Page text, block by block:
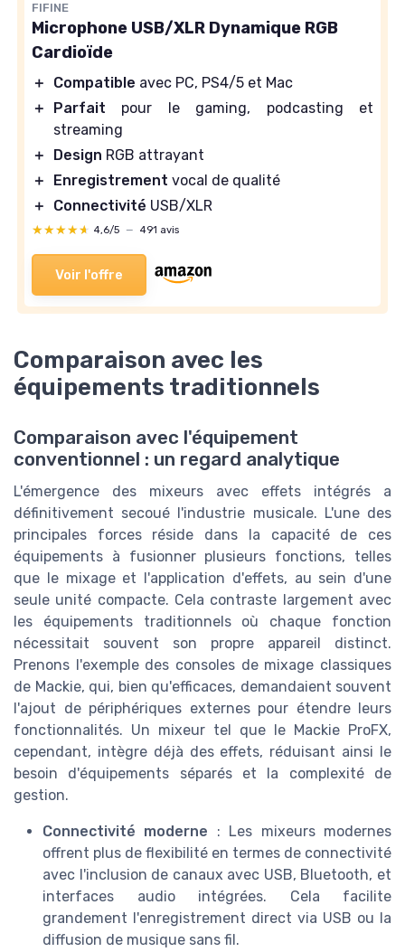
FIFINE
Microphone USB/XLR Dynamique RGB
Cardioïde
＋ Compatible avec PC, PS4/5 et Mac
＋
Parfait pour le gaming, podcasting et
streaming
＋
Design RGB attrayant
＋
Enregistrement vocal de qualité
＋
Connectivité USB/XLR
★★★★★
★★★★★ 4,6/5 — 491 avis
Voir l'offre
Comparaison avec les
équipements traditionnels
Comparaison avec l'équipement
conventionnel : un regard analytique
L'émergence des mixeurs avec effets intégrés a
définitivement secoué l'industrie musicale. L'une des
principales forces réside dans la capacité de ces
équipements à fusionner plusieurs fonctions, telles
que le mixage et l'application d'effets, au sein d'une
seule unité compacte. Cela contraste largement avec
les équipements traditionnels où chaque fonction
nécessitait souvent son propre appareil distinct.
Prenons l'exemple des consoles de mixage classiques
de Mackie, qui, bien qu'efficaces, demandaient souvent
l'ajout de périphériques externes pour étendre leurs
fonctionnalités. Un mixeur tel que le Mackie ProFX,
cependant, intègre déjà des effets, réduisant ainsi le
besoin d'équipements séparés et la complexité de
gestion.
Connectivité moderne : Les mixeurs modernes
offrent plus de flexibilité en termes de connectivité
avec l'inclusion de canaux avec USB, Bluetooth, et
interfaces audio intégrées. Cela facilite
grandement l'enregistrement direct via USB ou la
diffusion de musique sans fil.